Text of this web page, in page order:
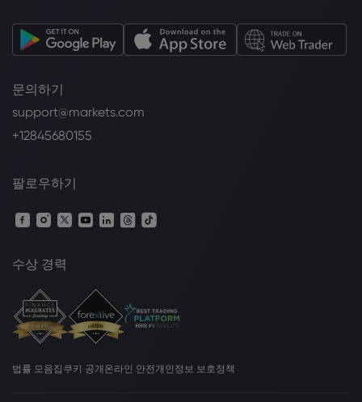
문의하기
support@markets.com
+12845680155
팔로우하기
수상 경력
법률 모음집 쿠키 공개온라인 안전 개인정보 보호정책